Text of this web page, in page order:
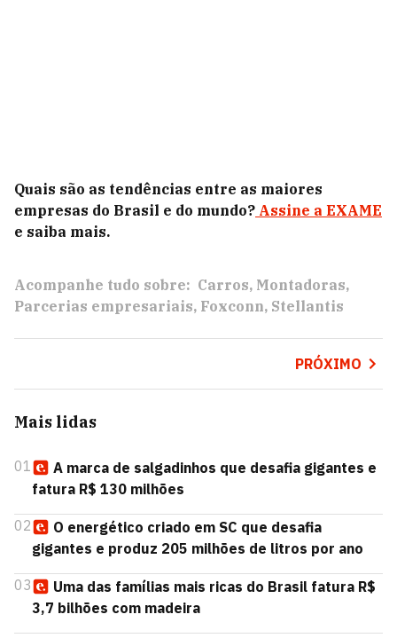
Quais são as tendências entre as maiores
empresas do Brasil e do mundo? Assine a EXAME
e saiba mais.
Acompanhe tudo sobre: Carros Montadoras
Parcerias empresariais Foxconn Stellantis
PRÓXIMO
Mais lidas
01
A marca de salgadinhos que desafia gigantes e
fatura R$ 130 milhões
02
O energético criado em SC que desafia
gigantes e produz 205 milhões de litros por ano
03
Uma das famílias mais ricas do Brasil fatura R$
3,7 bilhões com madeira